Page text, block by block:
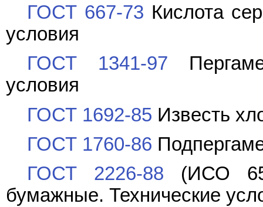
ГОСТ 667-73 Кислота
условия
ГОСТ 1341-97
условия
ГОСТ 1692-85 Известь
ГОСТ 1760-86
ГОСТ 2226-88 (ИСО
бумажные. Технические